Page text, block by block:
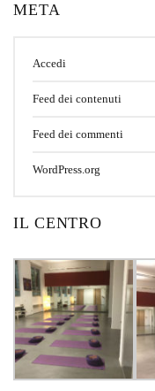
META
Accedi
Feed dei contenuti
Feed dei commenti
WordPress.org
IL CENTRO